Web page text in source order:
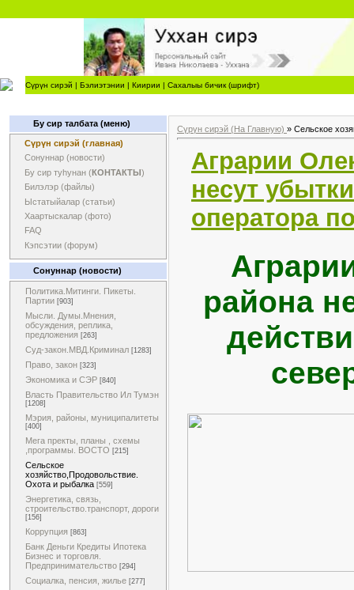
Сүрүн сирэй | Бэлиэтэнии | Киирии | Сахалыы бичик (шрифт)
Бу сир талбата (меню)
Сүрүн сирэй (главная)
Сонуннар (новости)
Бу сир туһунан (КОНТАКТЫ)
Билэлэр (файлы)
Ыстатыйалар (статьи)
Хаартыскалар (фото)
FAQ
Кэпсэтии (форум)
Сонуннар (новости)
Политика.Митинги. Пикеты.
Партии [903]
Мысли. Думы.Мнения,
обсуждения, реплика,
предложения [263]
Суд-закон.МВД.Криминал [1283]
Право, закон [323]
Экономика и СЭР [840]
Власть Правительство Ил Тумэн
[1208]
Мэрия, районы, муниципалитеты
[400]
Мега пректы, планы , схемы
,программы. ВОСТО [215]
Сельское
хозяйство,Продовольствие.
Охота и рыбалка [559]
Энергетика, связь,
строительство.транспорт, дороги
[156]
Коррупция [863]
Банк Деньги Кредиты Ипотека
Бизнес и торговля.
Предпринимательство [294]
Социалка, пенсия, жилье [277]
Сүрүн сирэй (На Главную) » Сельское
Аграрии
несут
оператора
района